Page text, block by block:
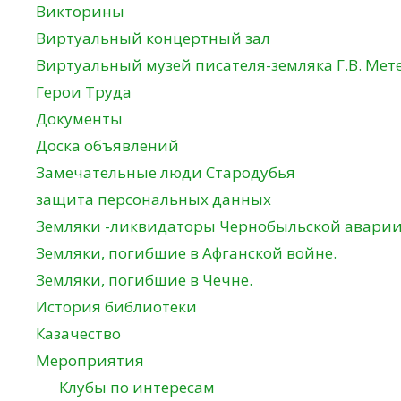
Викторины
Виртуальный концертный зал
Виртуальный музей писателя-земляка Г.В.
Герои Труда
Документы
Доска объявлений
Замечательные люди Стародубья
защита персональных данных
Земляки -ликвидаторы Чернобыльской аварии
Земляки, погибшие в Афганской войне.
Земляки, погибшие в Чечне.
История библиотеки
Казачество
Мероприятия
Клубы по интересам